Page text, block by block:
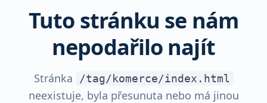
Tuto stránku se nám
nepodařilo najít
Stránka /tag/komerce/index.html
neexistuje, byla přesunuta nebo má jinou